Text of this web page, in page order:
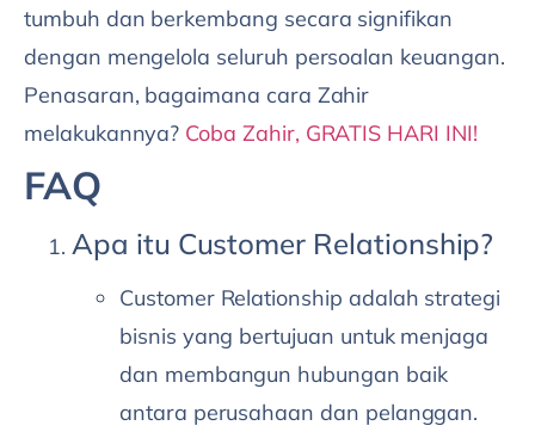
tumbuh dan berkembang secara signifikan
dengan mengelola seluruh persoalan keuangan.
Penasaran, bagaimana cara Zahir
melakukannya? Coba Zahir, GRATIS HARI INI!
FAQ
Apa itu Customer Relationship?
Customer Relationship adalah strategi
bisnis yang bertujuan untuk menjaga
dan membangun hubungan baik
antara perusahaan dan pelanggan.